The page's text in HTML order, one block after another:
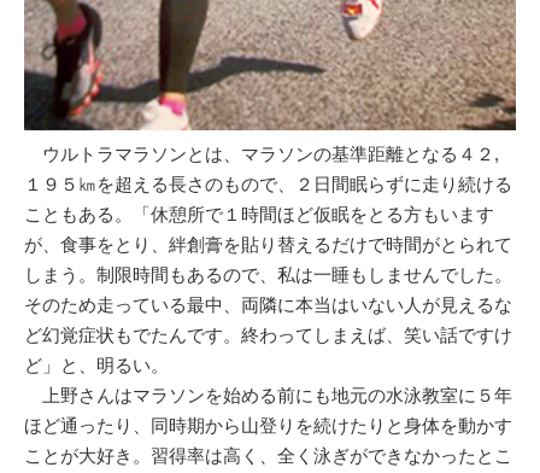
ウルトラマラソンとは、マラソンの基準距離となる４２,
１９５㎞を超える長さのもので、２日間眠らずに走り続ける
こともある。「休憩所で１時間ほど仮眠をとる方もいます
が、食事をとり、絆創膏を貼り替えるだけで時間がとられて
しまう。制限時間もあるので、私は一睡もしませんでした。
そのため走っている最中、両隣に本当はいない人が見えるな
ど幻覚症状もでたんです。終わってしまえば、笑い話ですけ
ど」と、明るい。
上野さんはマラソンを始める前にも地元の水泳教室に５年
ほど通ったり、同時期から山登りを続けたりと身体を動かす
ことが大好き。習得率は高く、全く泳ぎができなかったとこ